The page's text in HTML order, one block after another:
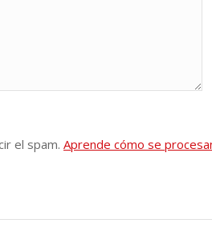
el spam. Aprende cómo se